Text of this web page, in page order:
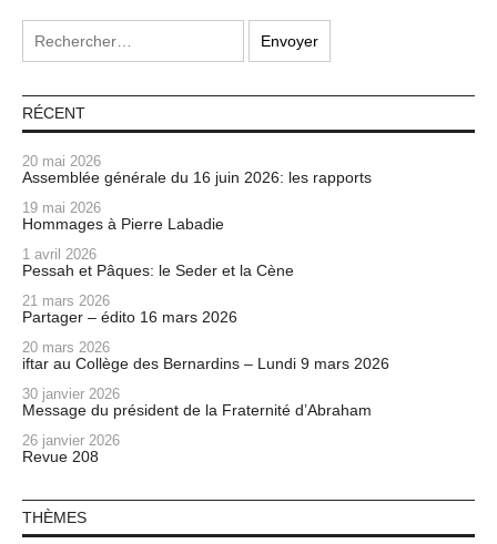
RÉCENT
20 mai 2026
Assemblée générale du 16 juin 2026: les rapports
19 mai 2026
Hommages à Pierre Labadie
1 avril 2026
Pessah et Pâques: le Seder et la Cène
21 mars 2026
Partager – édito 16 mars 2026
20 mars 2026
iftar au Collège des Bernardins – Lundi 9 mars 2026
30 janvier 2026
Message du président de la Fraternité d’Abraham
26 janvier 2026
Revue 208
THÈMES